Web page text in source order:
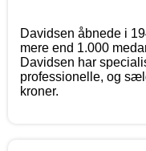
Davidsen åbnede i
mere end 1.000
Davidsen har
professionelle, og
kroner.